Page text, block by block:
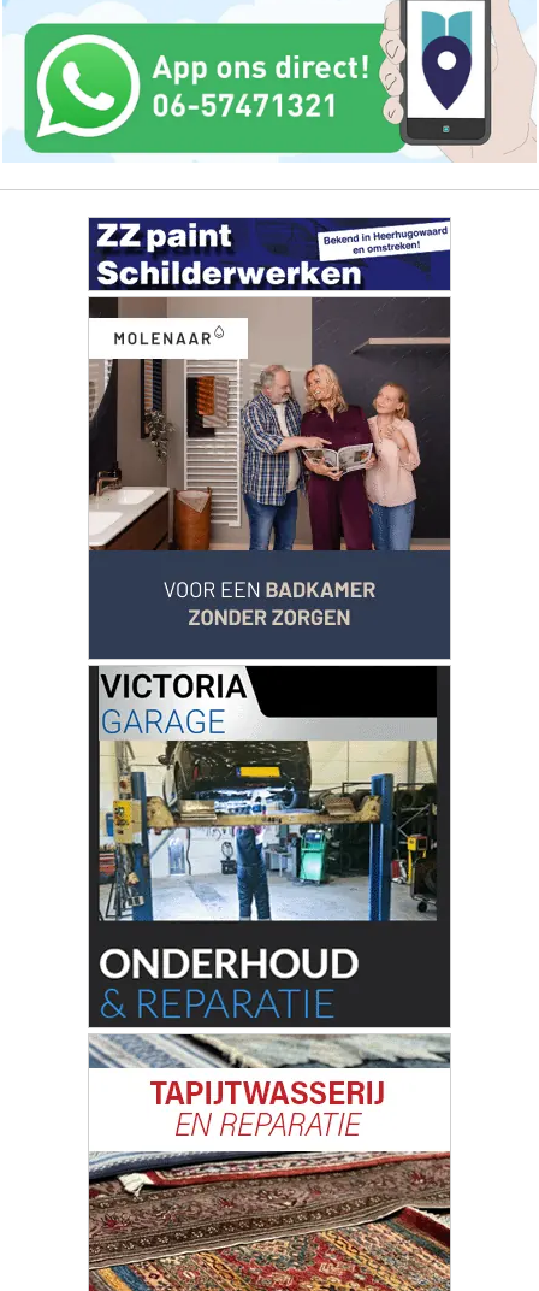
ONZEPARTNERS